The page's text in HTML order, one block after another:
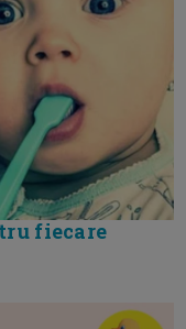
fiecare